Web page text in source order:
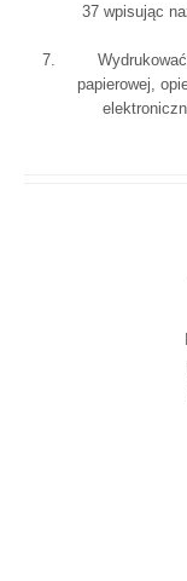
37 wpisując
papierowej,